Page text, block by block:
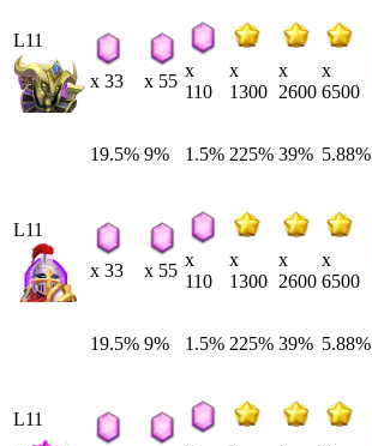
L11
x 33 x 55
x
110
x
1300
x
2600
x
6500
19.5% 9% 1.5% 225% 39% 5.88%
L11
x 33 x 55
x
110
x
1300
x
2600
x
6500
19.5% 9% 1.5% 225% 39% 5.88%
L11